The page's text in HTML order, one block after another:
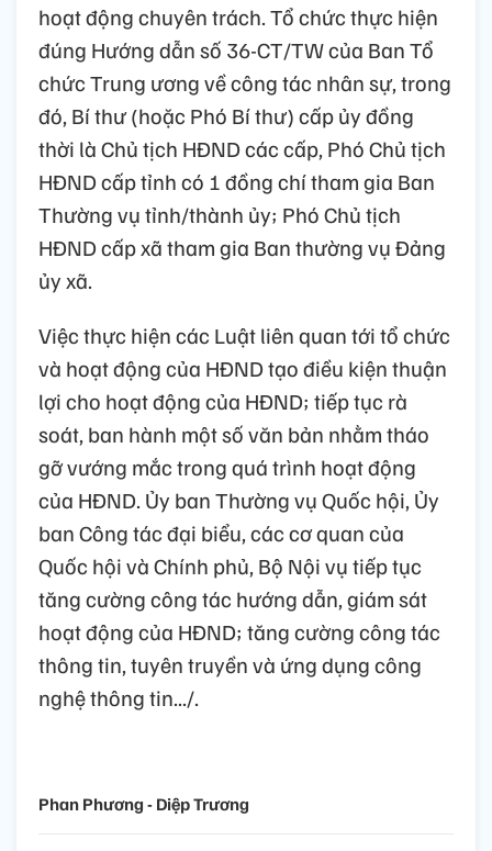
hoạt động chuyên trách. Tổ chức thực hiện
đúng Hướng dẫn số 36-CT/TW của Ban Tổ
chức Trung ương về công tác nhân sự, trong
đó, Bí thư (hoặc Phó Bí thư) cấp ủy đồng
thời là Chủ tịch HĐND các cấp, Phó Chủ tịch
HĐND cấp tỉnh có 1 đồng chí tham gia Ban
Thường vụ tỉnh/thành ủy; Phó Chủ tịch
HĐND cấp xã tham gia Ban thường vụ Đảng
ủy xã.
Việc thực hiện các Luật liên quan tới tổ chức
và hoạt động của HĐND tạo điều kiện thuận
lợi cho hoạt động của HĐND; tiếp tục rà
soát, ban hành một số văn bản nhằm tháo
gỡ vướng mắc trong quá trình hoạt động
của HĐND. Ủy ban Thường vụ Quốc hội, Ủy
ban Công tác đại biểu, các cơ quan của
Quốc hội và Chính phủ, Bộ Nội vụ tiếp tục
tăng cường công tác hướng dẫn, giám sát
hoạt động của HĐND; tăng cường công tác
thông tin, tuyên truyền và ứng dụng công
nghệ thông tin.../.
Phan Phương - Diệp Trương